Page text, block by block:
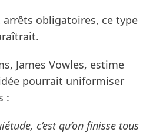
arrêts obligatoires, ce type
James Vowles, estime
pourrait uniformiser
:
c’est qu’on finisse tous